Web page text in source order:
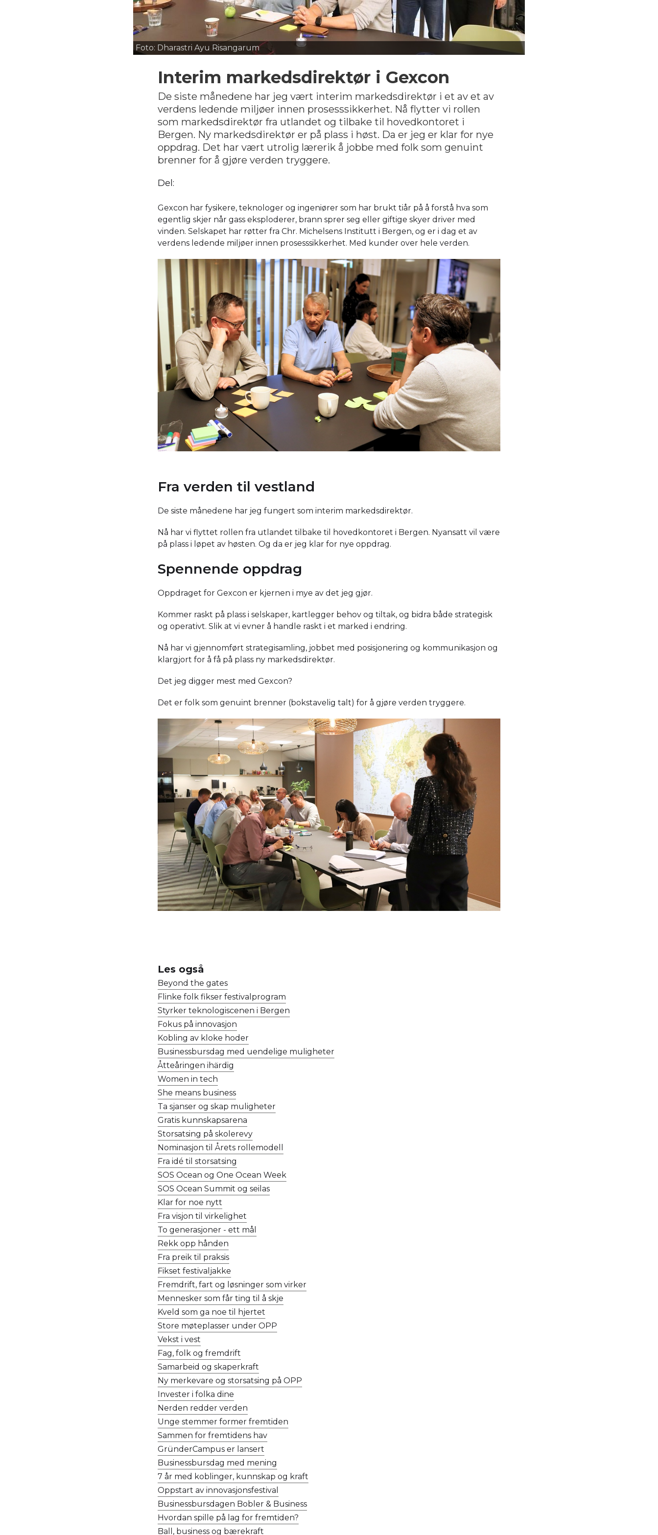
Foto: Dharastri Ayu Risangarum
Interim markedsdirektør i Gexcon
De siste månedene har jeg vært interim markedsdirektør i et av et av
verdens ledende miljøer innen prosesssikkerhet. Nå flytter vi rollen
som markedsdirektør fra utlandet og tilbake til hovedkontoret i
Bergen. Ny markedsdirektør er på plass i høst. Da er jeg er klar for nye
oppdrag. Det har vært utrolig lærerik å jobbe med folk som genuint
brenner for å gjøre verden tryggere.
Del:
Gexcon har fysikere, teknologer og ingeniører som har brukt tiår på å forstå hva som
egentlig skjer når gass eksploderer, brann sprer seg eller giftige skyer driver med
vinden. Selskapet har røtter fra Chr. Michelsens Institutt i Bergen, og er i dag et av
verdens ledende miljøer innen prosesssikkerhet. Med kunder over hele verden.
Fra verden til vestland
De siste månedene har jeg fungert som interim markedsdirektør.
Nå har vi flyttet rollen fra utlandet tilbake til hovedkontoret i Bergen. Nyansatt vil være
på plass i løpet av høsten. Og da er jeg klar for nye oppdrag.
Spennende oppdrag
Oppdraget for Gexcon er kjernen i mye av det jeg gjør.
Kommer raskt på plass i selskaper, kartlegger behov og tiltak, og bidra både strategisk
og operativt. Slik at vi evner å handle raskt i et marked i endring.
Nå har vi gjennomført strategisamling, jobbet med posisjonering og kommunikasjon og
klargjort for å få på plass ny markedsdirektør.
Det jeg digger mest med Gexcon?
Det er folk som genuint brenner (bokstavelig talt) for å gjøre verden tryggere.
Les også
Beyond the gates
Flinke folk fikser festivalprogram
Styrker teknologiscenen i Bergen
Fokus på innovasjon
Kobling av kloke hoder
Businessbursdag med uendelige muligheter
Åtteåringen ihärdig
Women in tech
She means business
Ta sjanser og skap muligheter
Gratis kunnskapsarena
Storsatsing på skolerevy
Nominasjon til Årets rollemodell
Fra idé til storsatsing
SOS Ocean og One Ocean Week
SOS Ocean Summit og seilas
Klar for noe nytt
Fra visjon til virkelighet
To generasjoner - ett mål
Rekk opp hånden
Fra preik til praksis
Fikset festivaljakke
Fremdrift, fart og løsninger som virker
Mennesker som får ting til å skje
Kveld som ga noe til hjertet
Store møteplasser under OPP
Vekst i vest
Fag, folk og fremdrift
Samarbeid og skaperkraft
Ny merkevare og storsatsing på OPP
Invester i folka dine
Nerden redder verden
Unge stemmer former fremtiden
Sammen for fremtidens hav
GründerCampus er lansert
Businessbursdag med mening
7 år med koblinger, kunnskap og kraft
Oppstart av innovasjonsfestival
Businessbursdagen Bobler & Business
Hvordan spille på lag for fremtiden?
Ball, business og bærekraft